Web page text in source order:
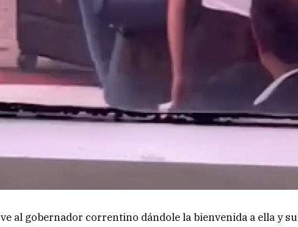
al gobernador correntino dándole la bienvenida a ella y su